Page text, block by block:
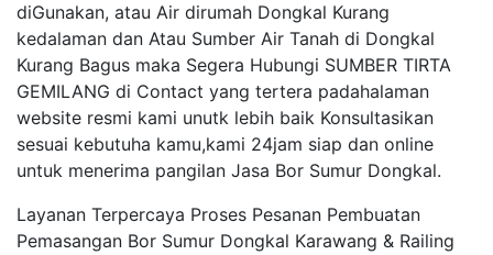
diGunakan, atau Air dirumah Dongkal Kurang
kedalaman dan Atau Sumber Air Tanah di Dongkal
Kurang Bagus maka Segera Hubungi SUMBER TIRTA
GEMILANG di Contact yang tertera padahalaman
website resmi kami unutk lebih baik Konsultasikan
sesuai kebutuha kamu,kami 24jam siap dan online
untuk menerima pangilan Jasa Bor Sumur Dongkal.
Layanan Terpercaya Proses Pesanan Pembuatan
Pemasangan Bor Sumur Dongkal Karawang & Railing